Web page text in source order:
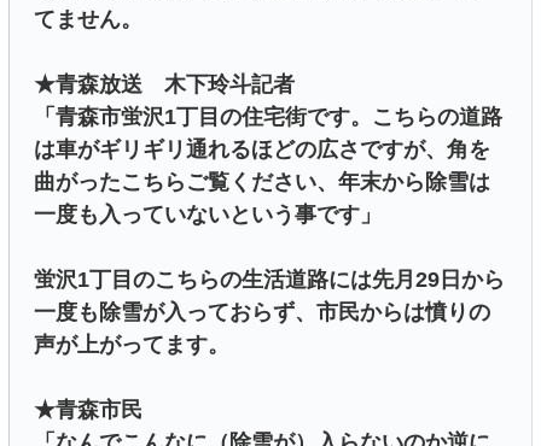
てません。
★青森放送 木下玲斗記者
「青森市蛍沢1丁目の住宅街です。こちらの道路
は車がギリギリ通れるほどの広さですが、角を
曲がったこちらご覧ください、年末から除雪は
一度も入っていないという事です」
蛍沢1丁目のこちらの生活道路には先月29日から
一度も除雪が入っておらず、市民からは憤りの
声が上がってます。
★青森市民